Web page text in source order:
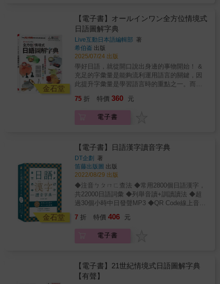
食、觀光旅遊、時尚服飾、運動健身、交通運
輸、休閒娛樂、自然生態等貼近日常生活之情
境。書中穿插大量照片及插圖，以圖像輔助記
憶，且單字皆標示重音及中文翻譯，讓您快速
掌握正確發音及語意。書中更為您規畫了四十
篇情境對話，不僅可靈活運用所學單字，還能
認識與該情境相關的慣用表現，增進日語會話
能力。此外，也可掃描頁面上的QR code線上
聆聽朗讀音檔，或觀賞由母語人士演出之情境
會話影片，隨時隨地提升您的日語實力！ & 背
才能有效並持之以恆地學習。當您閱讀完書中
鬆擴充字彙量並提升口語表達能力，日語突飛
猛進！
金石堂
【電子書】オールインワン全方位情境式
日語圖解字典
Live互動日本語編輯部 著
希伯崙 出版
2025/07/24 出版
學好日語，就從開口說出身邊的事物開始！ &
充足的字彙量是能夠流利運用語言的關鍵，因
此提升字彙量是學習語言時的重點之一。而說
佳的學習素材，從身邊的事物開始，試著將眼
方法。本書收錄超過兩千個必備日語單字，並
食、觀光旅遊、時尚服飾、運動健身、交通運
輸、休閒娛樂、自然生態等貼近日常生活之情
境。書中穿插大量照片及插圖，以圖像輔助記
憶，且單字皆標示重音及中文翻譯，讓您快速
掌握正確發音及語意。書中更為您規畫了四十
篇情境對話，不僅可靈活運用所學單字，還能
認識與該情境相關的慣用表現，增進日語會話
能力。此外，也可掃描頁面上的QR code線上
聆聽朗讀音檔，或觀賞由母語人士演出之情境
單字並非只有死記硬背，找到適合自己的方法
才能有效並持之以恆地學習。當您閱讀完書中
藉由反覆練習及應用來確認學習成果，同時找
出不熟悉的內容加以補強。相信您一定能夠輕
鬆擴充字彙量並提升口語表達能力，日語突飛
75 折 特價 360 元
電子書
金石堂
【電子書】日語漢字讀音字典
DT企劃
著
笛藤出版圖 出版
2022/08/29 出版
◆注音ㄅㄆㄇㄈ查法 ◆常用2800個日語漢字，
共22000日語詞彙 ◆列舉音讀+訓讀讀法 ◆超
過30個小時中日發聲MP3 ◆QR Code線上音檔
般的日語字典盡是あいうえお的編排順序，往
查起，索性放棄。本書為方便國人查閱，跳脫
典一般，能更加快速、方便地找到漢字的讀
音。 & 字典在手時可以輕鬆瀏覽左右頁的字，
以視覺記憶延伸學習。然而書本不在身邊的時
7 折 特價 406 元
電子書
【電子書】21世紀情境式日語圖解字典
【有聲】